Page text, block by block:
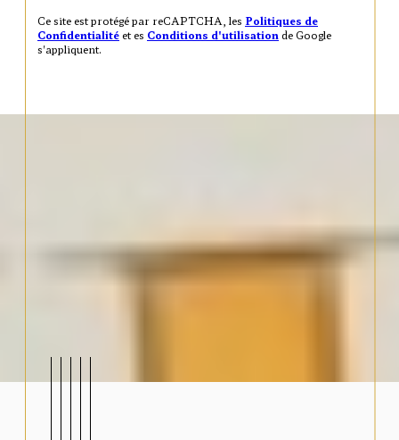
Ce site est protégé par reCAPTCHA, les Politiques de
Confidentialité et es Conditions d'utilisation de Google
s'appliquent.